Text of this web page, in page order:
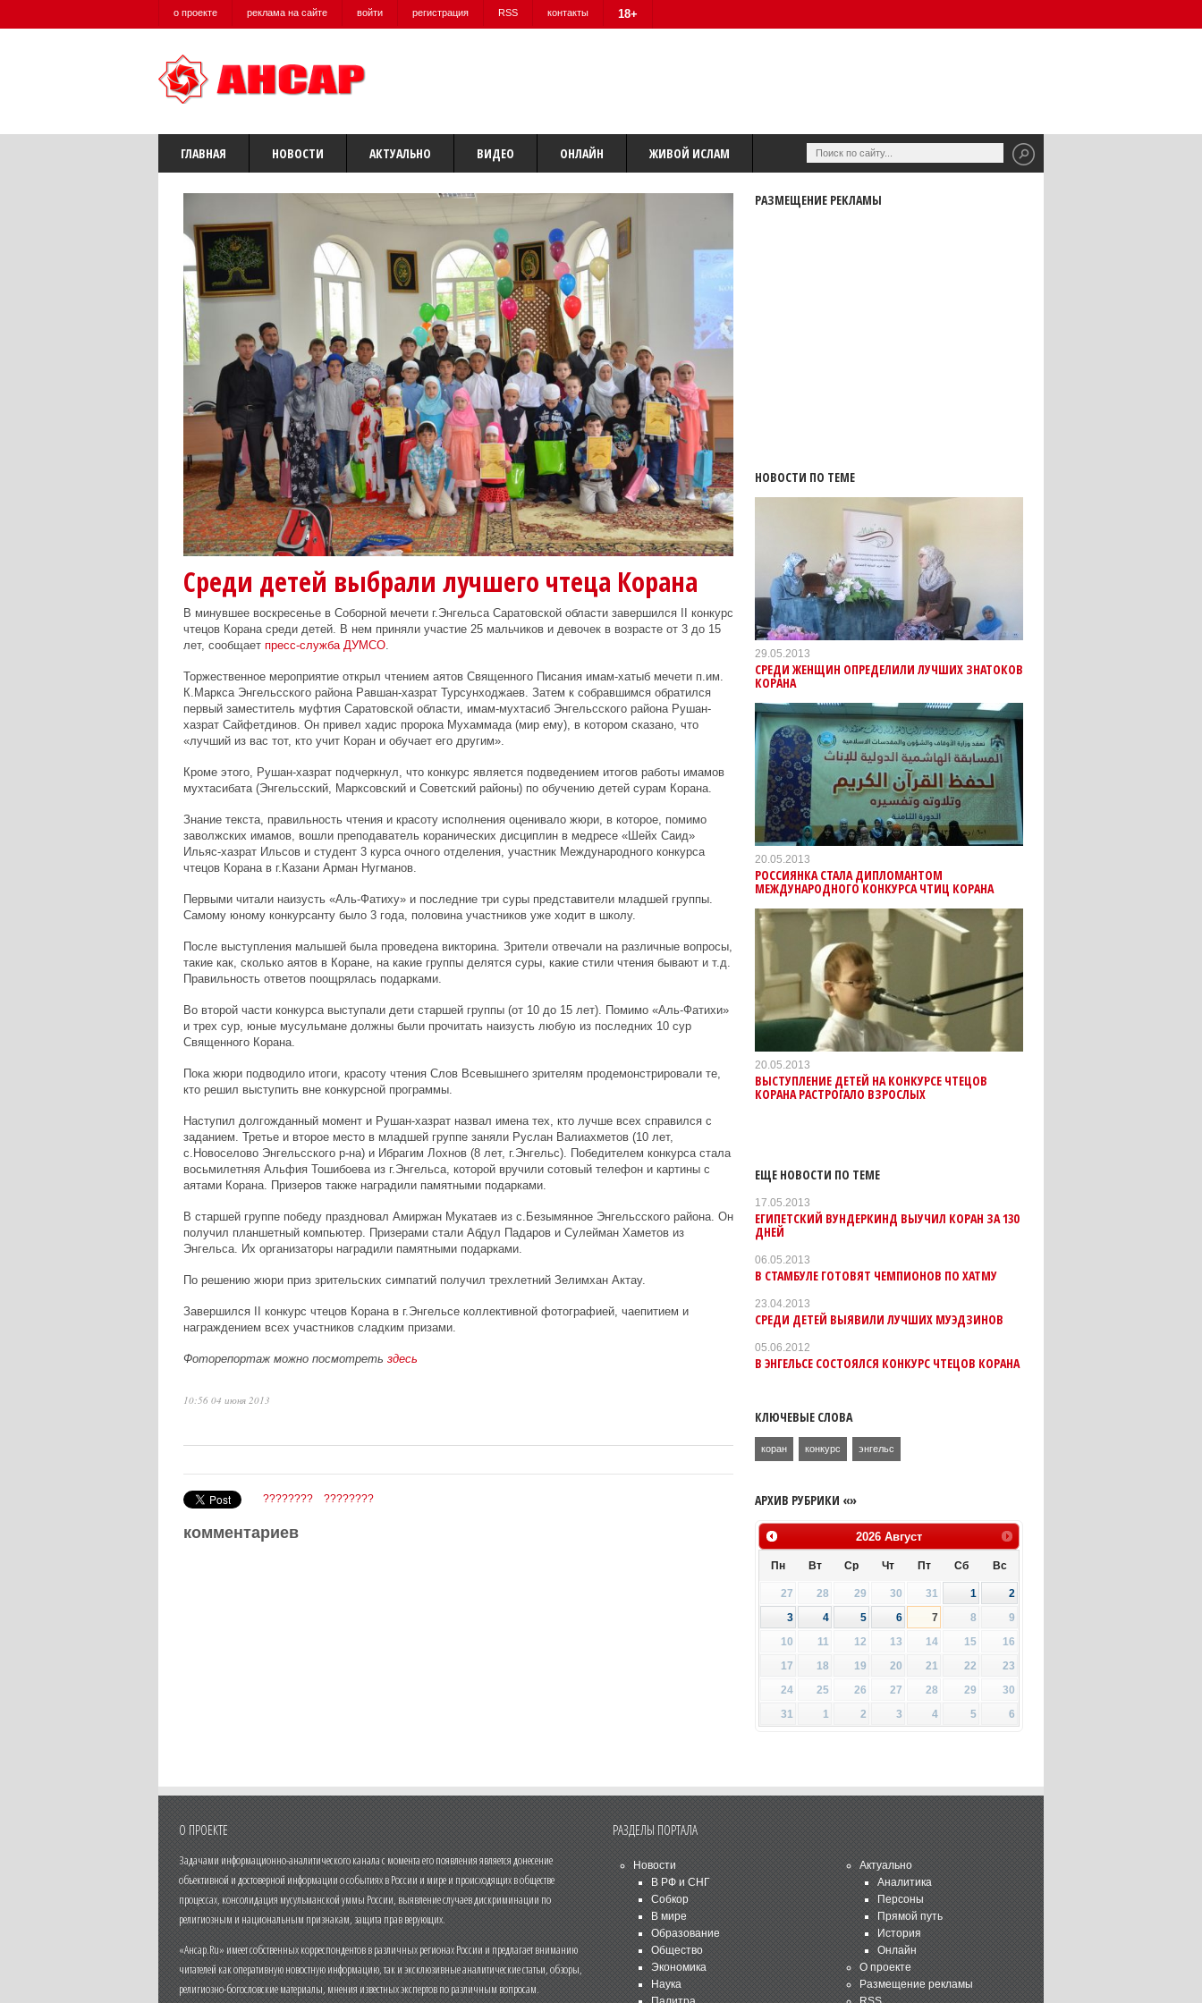
о проекте реклама на сайте войти регистрация RSS контакты 18+
ГЛАВНАЯ НОВОСТИ АКТУАЛЬНО ВИДЕО ОНЛАЙН ЖИВОЙ ИСЛАМ
Среди детей выбрали лучшего чтеца Корана
В минувшее воскресенье в Соборной мечети г.Энгельса Саратовской области завершился II конкурс
чтецов Корана среди детей. В нем приняли участие 25 мальчиков и девочек в возрасте от 3 до 15
лет, сообщает пресс-служба ДУМСО.
Торжественное мероприятие открыл чтением аятов Священного Писания имам-хатыб мечети п.им.
К.Маркса Энгельсского района Равшан-хазрат Турсунходжаев. Затем к собравшимся обратился
первый заместитель муфтия Саратовской области, имам-мухтасиб Энгельсского района Рушан-
хазрат Сайфетдинов. Он привел хадис пророка Мухаммада (мир ему), в котором сказано, что
«лучший из вас тот, кто учит Коран и обучает его другим».
Кроме этого, Рушан-хазрат подчеркнул, что конкурс является подведением итогов работы имамов
мухтасибата (Энгельсский, Марксовский и Советский районы) по обучению детей сурам Корана.
Знание текста, правильность чтения и красоту исполнения оценивало жюри, в которое, помимо
заволжских имамов, вошли преподаватель коранических дисциплин в медресе «Шейх Саид»
Ильяс-хазрат Ильсов и студент 3 курса очного отделения, участник Международного конкурса
чтецов Корана в г.Казани Арман Нугманов.
Первыми читали наизусть «Аль-Фатиху» и последние три суры представители младшей группы.
Самому юному конкурсанту было 3 года, половина участников уже ходит в школу.
После выступления малышей была проведена викторина. Зрители отвечали на различные вопросы,
такие как, сколько аятов в Коране, на какие группы делятся суры, какие стили чтения бывают и т.д.
Правильность ответов поощрялась подарками.
Во второй части конкурса выступали дети старшей группы (от 10 до 15 лет). Помимо «Аль-Фатихи»
и трех сур, юные мусульмане должны были прочитать наизусть любую из последних 10 сур
Священного Корана.
Пока жюри подводило итоги, красоту чтения Слов Всевышнего зрителям продемонстрировали те,
кто решил выступить вне конкурсной программы.
Наступил долгожданный момент и Рушан-хазрат назвал имена тех, кто лучше всех справился с
заданием. Третье и второе место в младшей группе заняли Руслан Валиахметов (10 лет,
с.Новоселово Энгельсского р-на) и Ибрагим Лохнов (8 лет, г.Энгельс). Победителем конкурса стала
восьмилетняя Альфия Тошибоева из г.Энгельса, которой вручили сотовый телефон и картины с
аятами Корана. Призеров также наградили памятными подарками.
В старшей группе победу праздновал Амиржан Мукатаев из с.Безымянное Энгельсского района. Он
получил планшетный компьютер. Призерами стали Абдул Падаров и Сулейман Хаметов из
Энгельса. Их организаторы наградили памятными подарками.
По решению жюри приз зрительских симпатий получил трехлетний Зелимхан Актау.
Завершился II конкурс чтецов Корана в г.Энгельсе коллективной фотографией, чаепитием и
награждением всех участников сладким призами.
Фоторепортаж можно посмотреть здесь
10:56 04 июня 2013
???????? ????????
комментариев
РАЗМЕЩЕНИЕ РЕКЛАМЫ
НОВОСТИ ПО ТЕМЕ
29.05.2013
СРЕДИ ЖЕНЩИН ОПРЕДЕЛИЛИ ЛУЧШИХ ЗНАТОКОВ
КОРАНА
20.05.2013
РОССИЯНКА СТАЛА ДИПЛОМАНТОМ
МЕЖДУНАРОДНОГО КОНКУРСА ЧТИЦ КОРАНА
20.05.2013
ВЫСТУПЛЕНИЕ ДЕТЕЙ НА КОНКУРСЕ ЧТЕЦОВ
КОРАНА РАСТРОГАЛО ВЗРОСЛЫХ
ЕЩЕ НОВОСТИ ПО ТЕМЕ
17.05.2013
ЕГИПЕТСКИЙ ВУНДЕРКИНД ВЫУЧИЛ КОРАН ЗА 130
ДНЕЙ
06.05.2013
В СТАМБУЛЕ ГОТОВЯТ ЧЕМПИОНОВ ПО ХАТМУ
23.04.2013
СРЕДИ ДЕТЕЙ ВЫЯВИЛИ ЛУЧШИХ МУЭДЗИНОВ
05.06.2012
В ЭНГЕЛЬСЕ СОСТОЯЛСЯ КОНКУРС ЧТЕЦОВ КОРАНА
КЛЮЧЕВЫЕ СЛОВА
коран конкурс энгельс
АРХИВ РУБРИКИ «»
2026 Август
Пн Вт Ср Чт Пт Сб Вс
27 28 29 30 31 1
2
3
4 5 6 7 8
9
10
11 12 13 14 15
16
17
18 19 20 21 22
23
24
25 26 27 28 29
30
31
1 2 3 4 5 6
О ПРОЕКТЕ
Задачами информационно-аналитического канала с момента его появления является донесение
объективной и достоверной информации о событиях в России и мире и происходящих в обществе
процессах, консолидация мусульманской уммы России, выявление случаев дискриминации по
религиозным и национальным признакам, защита прав верующих.
«Ансар.Ru» имеет собственных корреспондентов в различных регионах России и предлагает вниманию
читателей как оперативную новостную информацию, так и эксклюзивные аналитические статьи, обзоры,
религиозно-богословские материалы, мнения известных экспертов по различным вопросам.
РАЗДЕЛЫ ПОРТАЛА
Новости
В РФ и СНГ
Собкор
В мире
Образование
Общество
Экономика
Наука
Актуально
Аналитика
Персоны
Прямой путь
История
Онлайн
О проекте
Размещение рекламы